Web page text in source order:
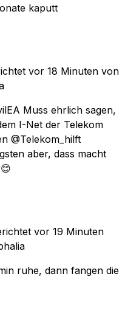
kaputt
vor 18 Minuten von
Muss ehrlich sagen,
I-Net der Telekom
@Telekom_hilft
aber, dass macht
vor 19 Minuten
ruhe, dann fangen die